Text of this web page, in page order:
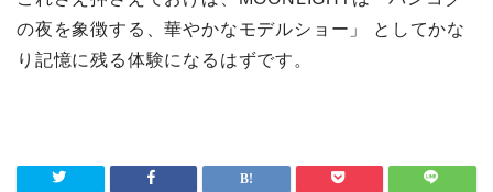
の夜を象徴する、華やかなモデルショー」 としてかな
り記憶に残る体験になるはずです。